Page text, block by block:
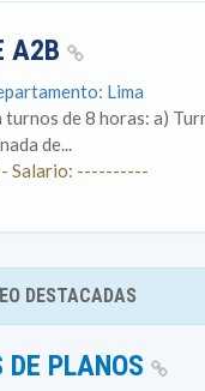
A2B
Lima
de 8 horas: a)
de...
Salario: ----------
DESTACADAS
PLANOS